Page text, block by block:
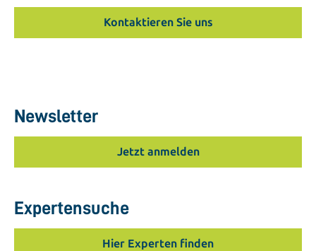
Kontaktieren Sie uns
Newsletter
Jetzt anmelden
Expertensuche
Hier Experten finden